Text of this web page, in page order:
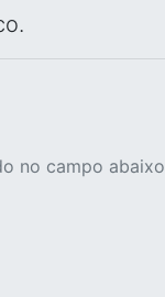
no campo abaixo